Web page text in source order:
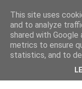
magliette e
This site uses
and to analyze
shared with
metrics to ensure
statistics, and to